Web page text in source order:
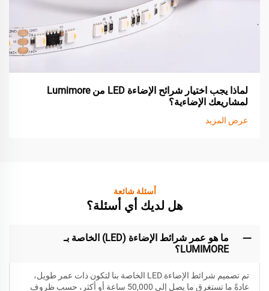
لماذا يجب اختيار شرائح الإضاءة LED من Lumimore
لمشاريعك الإضاءية؟
عرض المزيد
أسئلة شائعة
هل لديك أي أسئلة؟
ما هو عمر شرائط الإضاءة (LED) الخاصة بـ
LUMIMORE؟
تم تصميم شرائط الإضاءة LED الخاصة بنا لتكون
ذات عمر طويل،
عادةً ما تستغرق ما يصل إلى 50,000 ساعة أو أكثر، حسب ظروف